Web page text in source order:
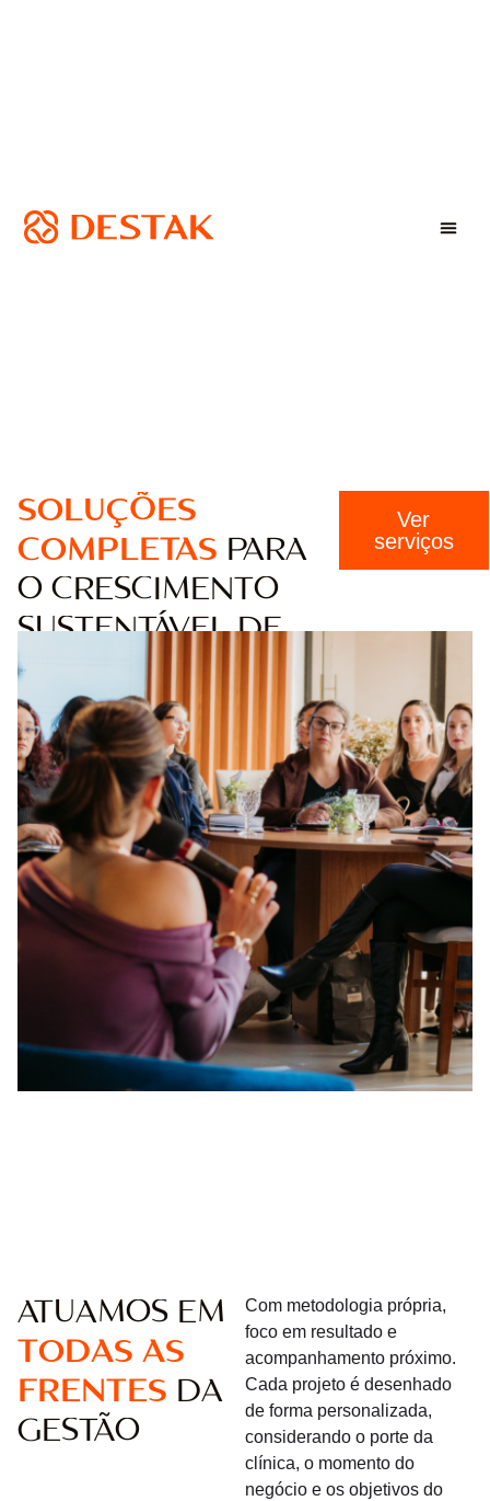
SOLUÇÕES
COMPLETAS PARA
O CRESCIMENTO
SUSTENTÁVEL DE
CLÍNICAS E
CONSULTÓRIOS.
Ver
serviços
ATUAMOS EM
TODAS AS
FRENTES DA
GESTÃO
Com metodologia própria,
foco em resultado e
acompanhamento próximo.
Cada projeto é desenhado
de forma personalizada,
considerando o porte da
clínica, o momento do
negócio e os objetivos do